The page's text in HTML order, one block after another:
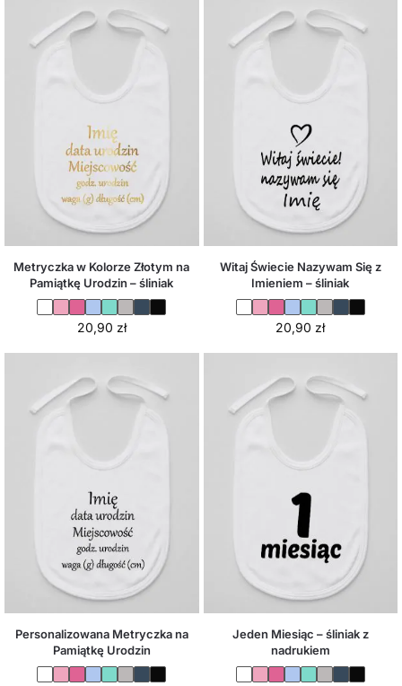
Metryczka w Kolorze Złotym na
Pamiątkę Urodzin – śliniak
20,90 zł
Witaj Świecie Nazywam Się z
Imieniem – śliniak
20,90 zł
Personalizowana Metryczka na
Pamiątkę Urodzin
Jeden Miesiąc – śliniak z
nadrukiem